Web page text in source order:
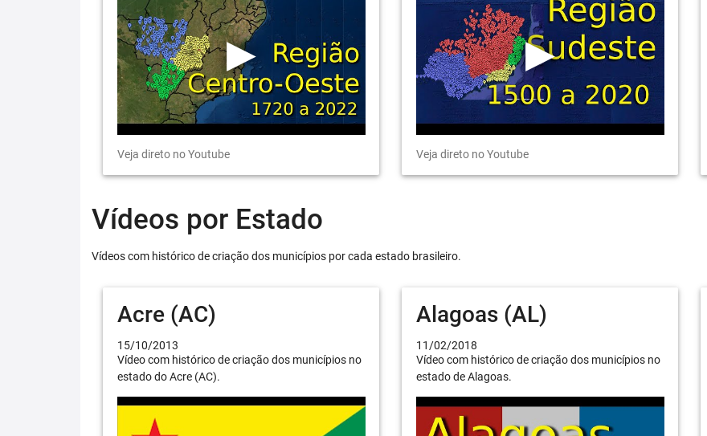
Veja direto no Youtube Veja direto no Youtube
Vídeos por Estado
Vídeos com histórico de criação dos municípios por cada estado brasileiro.
Acre (AC)
15/10/2013
Vídeo com histórico de criação dos municípios no
estado do Acre (AC).
Alagoas (AL)
11/02/2018
Vídeo com histórico de criação dos municípios no
estado de Alagoas.